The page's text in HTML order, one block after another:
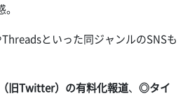
といった同ジャンルのSNSも
旧Twitter）の有料化報道、 ◎タイ